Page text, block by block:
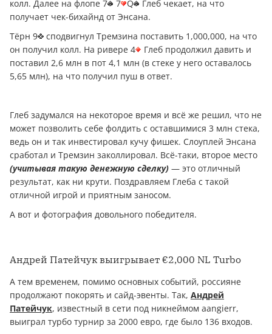
колл. Далее на флопе 7
7 Q
Глеб чекает, на что
получает чек-бихайнд от Энсана.
Тёрн 9
сподвигнул Тремзина поставить 1,000,000, на что
он получил колл. На ривере 4
Глеб продолжил давить и
поставил 2,6 млн в пот 4,1 млн (в стеке у него оставалось
5,65 млн), на что получил пуш в ответ.
Глеб задумался на некоторое время и всё же решил, что не
может позволить себе фолдить с оставшимися 3 млн стека,
ведь он и так инвестировал кучу фишек. Слоуплей Энсана
сработал и Тремзин заколлировал. Всё-таки, второе место
(учитывая такую денежную сделку) — это отличный
результат, как ни крути. Поздравляем Глеба с такой
отличной игрой и приятным заносом.
А вот и фотография довольного победителя.
Андрей Патейчук выигрывает €2,000 NL Turbo
А тем временем, помимо основных событий, россияне
продолжают покорять и сайд-эвенты. Так, Андрей
Патейчук, известный в сети под никнеймом aangierr,
выиграл турбо турнир за 2000 евро, где было 136 входов.